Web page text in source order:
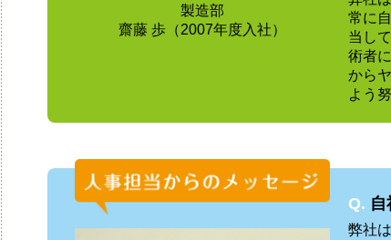
製造部
齋藤 歩（2007年度入社）
常に
当し
術者
から
よう
Q.
弊社